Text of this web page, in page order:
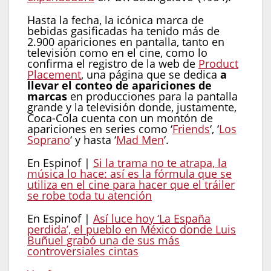
Hasta la fecha, la icónica marca de
bebidas gasificadas ha tenido más de
2.900 apariciones en pantalla, tanto en
televisión como en el cine, como lo
confirma el registro de la web de Product
Placement, una página que se dedica a
llevar el conteo de apariciones de
marcas en producciones para la pantalla
grande y la televisión donde, justamente,
Coca-Cola cuenta con un montón de
apariciones en series como ‘Friends‘, ‘Los
Soprano‘ y hasta ‘Mad Men‘.
En Espinof | Si la trama no te atrapa, la
música lo hace: así es la fórmula que se
utiliza en el cine para hacer que el tráiler
se robe toda tu atención
En Espinof | Así luce hoy ‘La España
perdida’, el pueblo en México donde Luis
Buñuel grabó una de sus más
controversiales cintas